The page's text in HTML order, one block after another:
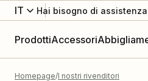
IT Hai bisogno di
ProdottiAccessori
Homepage I nostri rivenditori